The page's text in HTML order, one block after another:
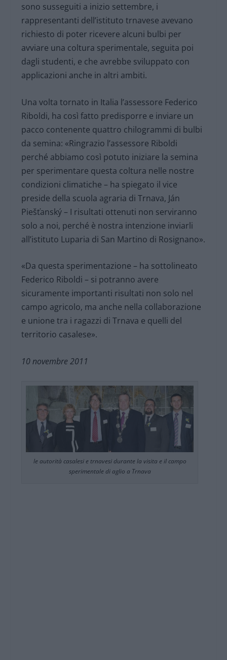
sono susseguiti a inizio settembre, i
rappresentanti dell’istituto trnavese avevano
richiesto di poter ricevere alcuni bulbi per
avviare una coltura sperimentale, seguita poi
dagli studenti, e che avrebbe sviluppato con
applicazioni anche in altri ambiti.
Una volta tornato in Italia l’assessore Federico
Riboldi, ha così fatto predisporre e inviare un
pacco contenente quattro chilogrammi di bulbi
da semina: «Ringrazio l’assessore Riboldi
perché abbiamo così potuto iniziare la semina
per sperimentare questa coltura nelle nostre
condizioni climatiche – ha spiegato il vice
preside della scuola agraria di Trnava, Ján
Piešťanský – I risultati ottenuti non serviranno
solo a noi, perché è nostra intenzione inviarli
all’istituto Luparia di San Martino di Rosignano».
«Da questa sperimentazione – ha sottolineato
Federico Riboldi – si potranno avere
sicuramente importanti risultati non solo nel
campo agricolo, ma anche nella collaborazione
e unione tra i ragazzi di Trnava e quelli del
territorio casalese».
10 novembre 2011
le autorità casalesi e trnavesi durante la visita e il campo
sperimentale di aglio a Trnava